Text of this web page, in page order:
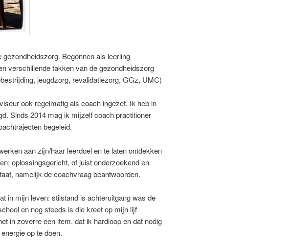
Begonnen als leerling
verschillende takken van de gezondheidszorg
jeugdzorg, revalidatiezorg, GGz, UMC)
ook regelmatig als coach ingezet. Ik heb in
Sinds 2014 mag ik mijzelf coach practitioner
begeleid.
aan zijn/haar leerdoel en te laten ontdekken
oplossingsgericht, of juist onderzoekend en
namelijk de coachvraag beantwoorden.
in mijn leven: stilstand is achteruitgang was de
en nog steeds is die kreet op mijn lijf
in zoverre een item, dat ik hardloop en dat nodig
op te doen.